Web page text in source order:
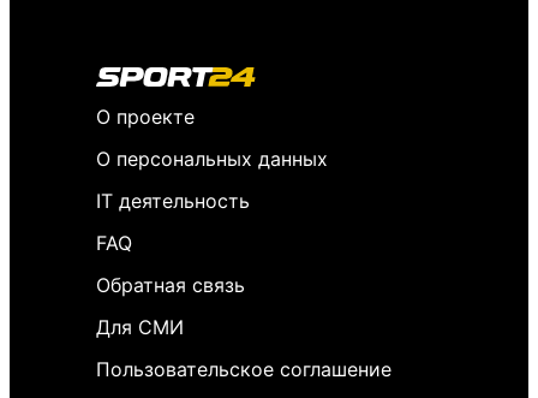
О проекте
О персональных данных
IT деятельность
FAQ
Обратная связь
Для СМИ
Пользовательское соглашение